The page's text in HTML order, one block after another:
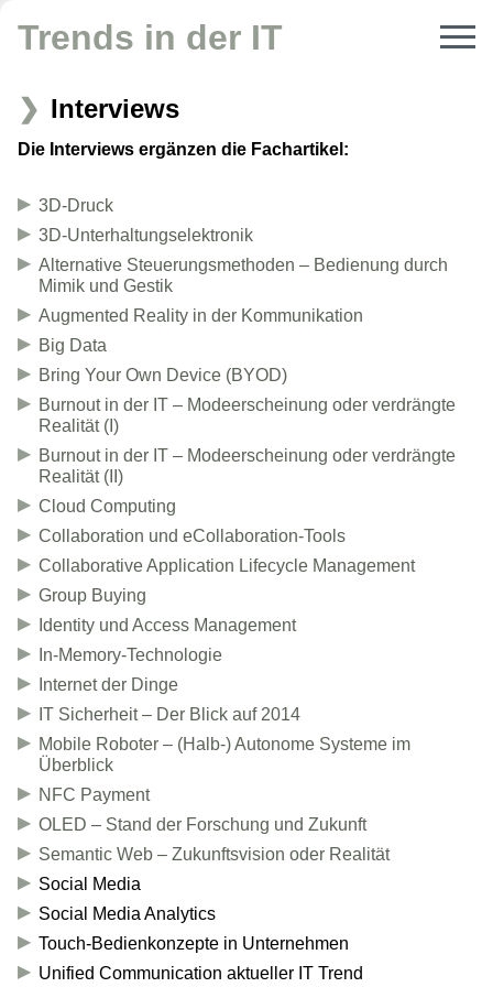
Trends in der IT
Interviews
Die Interviews ergänzen die Fachartikel:
3D-Druck
3D-Unterhaltungselektronik
Alternative Steuerungsmethoden – Bedienung durch
Mimik und Gestik
Augmented Reality in der Kommunikation
Big Data
Bring Your Own Device (BYOD)
Burnout in der IT – Modeerscheinung oder verdrängte
Realität (I)
Burnout in der IT – Modeerscheinung oder verdrängte
Realität (II)
Cloud Computing
Collaboration und eCollaboration-Tools
Collaborative Application Lifecycle Management
Group Buying
Identity und Access Management
In-Memory-Technologie
Internet der Dinge
IT Sicherheit – Der Blick auf 2014
Mobile Roboter – (Halb-) Autonome Systeme im
Überblick
NFC Payment
OLED – Stand der Forschung und Zukunft
Semantic Web – Zukunftsvision oder Realität
Social Media
Social Media Analytics
Touch-Bedienkonzepte in Unternehmen
Unified Communication aktueller IT Trend